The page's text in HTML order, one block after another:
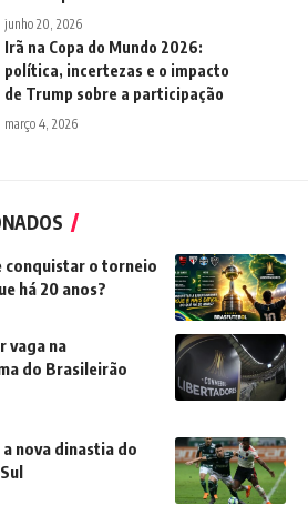
junho 20, 2026
Irã na Copa do Mundo 2026:
política, incertezas e o impacto
de Trump sobre a participação
março 4, 2026
conquistar o torneio
há 20 anos?
vaga na
do Brasileirão
nova dinastia do